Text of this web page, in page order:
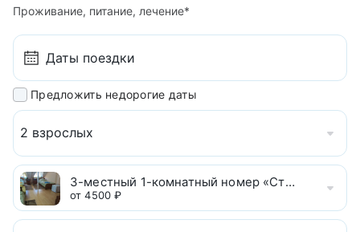
Проживание, питание, лечение*
Предложить недорогие даты
2 взрослых
3-местный 1-комнатный номер «Стандарт»
от 4500 ₽